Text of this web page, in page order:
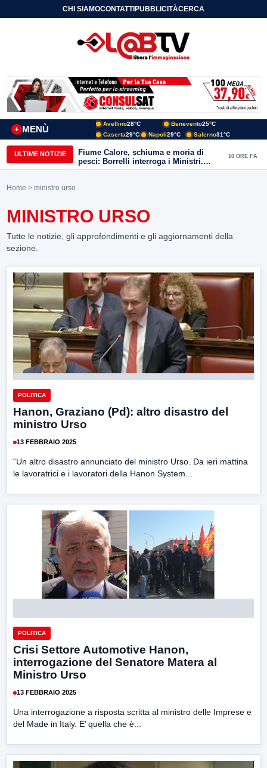
CHI SIAMOCONTATTIPUBBLICITÀCERCA
MENÙ
+
Avellino28°C Benevento25°C
Caserta29°C Napoli29°C Salerno31°C
ULTIME NOTIZIE
Fiume Calore, schiuma e moria di
pesci: Borrelli interroga i Ministri.
“Benevento paga l’assenza del
10 ORE FA
Home > ministro urso
MINISTRO URSO
Tutte le notizie, gli approfondimenti e gli aggiornamenti della
sezione.
POLITICA
Hanon, Graziano (Pd): altro disastro del
ministro Urso
13 FEBBRAIO 2025
“Un altro disastro annunciato del ministro Urso. Da ieri mattina
le lavoratrici e i lavoratori della Hanon System...
POLITICA
Crisi Settore Automotive Hanon,
interrogazione del Senatore Matera al
Ministro Urso
13 FEBBRAIO 2025
Una interrogazione a risposta scritta al ministro delle Imprese e
del Made in Italy. E’ quella che è...